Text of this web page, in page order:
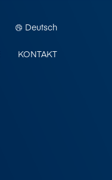
Deutsch
KONTAKT